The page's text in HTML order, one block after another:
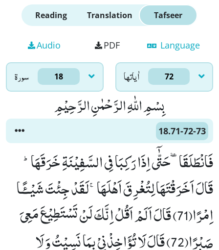
Reading Translation Tafseer
Audio PDF Language
سورۃ 18 اٰياتها 72
بِسْمِ اللّٰهِ الرَّحْمٰنِ الرَّحِیْمِ
18.71-72-73
فَانْطَلَقَاٙ-حَتّٰۤى اِذَا رَكِبَا فِی السَّفِیْنَةِ خَرَقَهَاؕ-
قَالَ اَخَرَقْتَهَا لِتُغْرِقَ اَهْلَهَاۚ-لَقَدْ جِئْتَ شَیْــٴًـا
اِمْرًا(71) قَالَ اَلَمْ اَقُلْ اِنَّكَ لَنْ تَسْتَطِیْعَ مَعِیَ
صَبْرًا(72) قَالَ لَا تُؤَاخِذْنِیْ بِمَا نَسِیْتُ وَ لَا